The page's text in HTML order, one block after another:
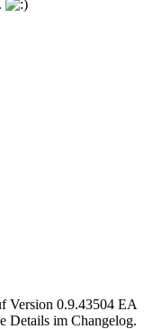
Version 0.9.43504 EA
Details im Changelog.